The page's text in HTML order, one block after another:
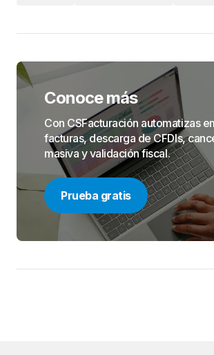
Conoce más
Con CSFacturación automatizas
facturas, descarga de CFDIs,
masiva y validación fiscal.
Prueba gratis